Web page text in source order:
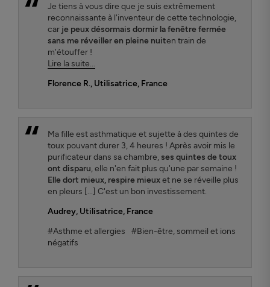
Je tiens à vous dire que je suis extrêmement
reconnaissante à l'inventeur de cette technologie,
car je peux désormais dormir la fenêtre fermée
sans me réveiller en pleine nuiten train de
m'étouffer !
Lire la suite...
Florence R., Utilisatrice, France
Ma fille est asthmatique et sujette à des quintes de
toux pouvant durer 3, 4 heures ! Après avoir mis le
purificateur dans sa chambre,ses quintes de toux
ont disparu, elle n'en fait plus qu'une par semaine !
Elle dort mieux, respire mieuxet ne se réveille plus
en pleurs [...] C'est un bon investissement.
Audrey, Utilisatrice, France
#Asthme et allergies
#Bien-être, sommeil et ions
négatifs